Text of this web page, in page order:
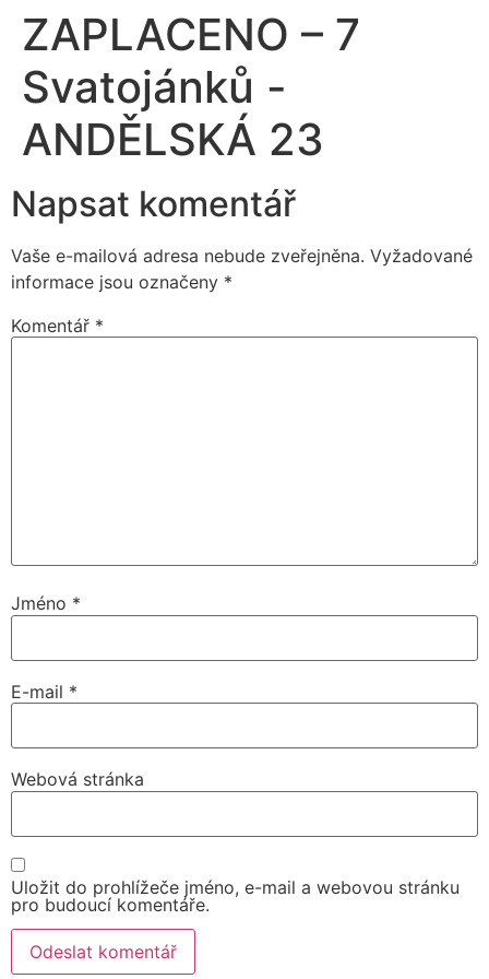
ZAPLACENO – 7
Svatojánků -
ANDĚLSKÁ 23
Napsat komentář
Vaše e-mailová adresa nebude zveřejněna. Vyžadované
informace jsou označeny *
Komentář *
Jméno *
E-mail *
Webová stránka
Uložit do prohlížeče jméno, e-mail a webovou stránku
pro budoucí komentáře.